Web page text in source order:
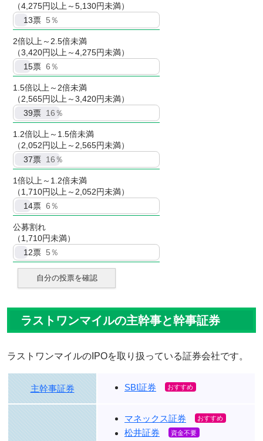
（4,275円以上～5,130円未満）
13票 5％
2倍以上～2.5倍未満
（3,420円以上～4,275円未満）
15票 6％
1.5倍以上～2倍未満
（2,565円以上～3,420円未満）
39票 16％
1.2倍以上～1.5倍未満
（2,052円以上～2,565円未満）
37票 16％
1倍以上～1.2倍未満
（1,710円以上～2,052円未満）
14票 6％
公募割れ
（1,710円未満）
12票 5％
自分の投票を確認
ラストワンマイルの主幹事と幹事証券
ラストワンマイルのIPOを取り扱っている証券会社です。
主幹事証券 SBI証券
マネックス証券
松井証券